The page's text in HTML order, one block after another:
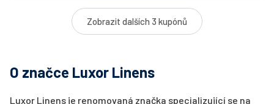
Zobrazit dalších 3 kupónů
O značce Luxor Linens
Luxor Linens je renomovaná značka specializující se na